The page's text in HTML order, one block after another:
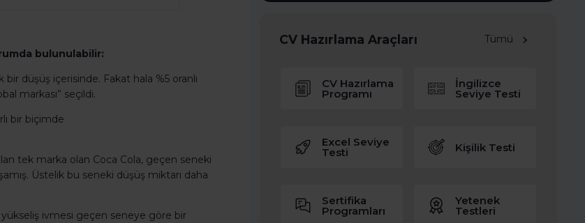
bulunulabilir:
düşüş içerisinde. Fakat hala %5 oranlı
markası” seçildi.
bir biçimde
tek marka olan Coca Cola, geçen seneki
Üstelik bu seneki düşüş miktarı daha
ivmesi geçen seneye göre bir
CV Hazırlama Araçları Tümü
CV Hazırlama
Programı
İngilizce
Seviye Testi
Excel Seviye
Testi Kişilik Testi
Sertifika
Programları
Yetenek
Testleri